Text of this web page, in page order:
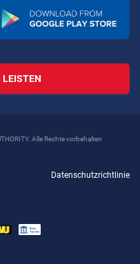
LEISTEN
Alle Rechte vorbehalten
Datenschutzrichtlinie